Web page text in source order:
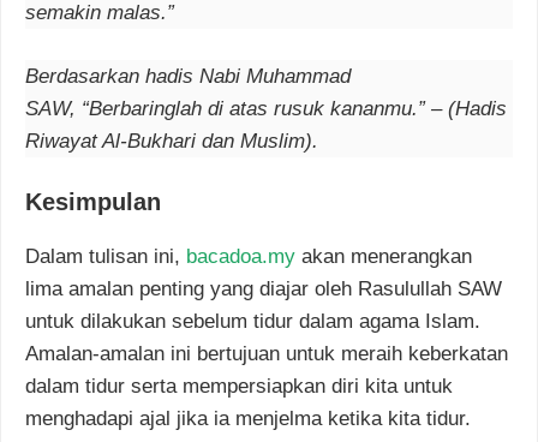
semakin malas.”
Berdasarkan hadis Nabi Muhammad
SAW, “Berbaringlah di atas rusuk kananmu.” – (Hadis
Riwayat Al-Bukhari dan Muslim).
Kesimpulan
Dalam tulisan ini, bacadoa.my akan menerangkan
lima amalan penting yang diajar oleh Rasulullah SAW
untuk dilakukan sebelum tidur dalam agama Islam.
Amalan-amalan ini bertujuan untuk meraih keberkatan
dalam tidur serta mempersiapkan diri kita untuk
menghadapi ajal jika ia menjelma ketika kita tidur.